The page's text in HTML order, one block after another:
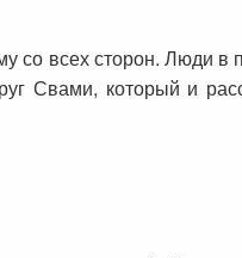
всех сторон. Люди в
Свами, который и